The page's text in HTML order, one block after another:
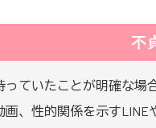
不
ていたことが明確な
画、性的関係を示す